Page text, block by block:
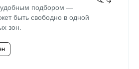
удобным подбором —
быть свободно в одной
зон.